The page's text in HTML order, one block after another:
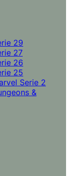
29
27
26
25
Serie 2
&